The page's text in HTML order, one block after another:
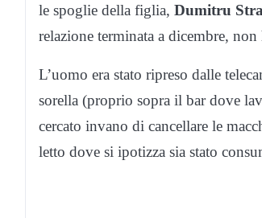
le spoglie della figlia, Dumitru
relazione terminata a dicembre,
L’uomo era stato ripreso dalle
sorella (proprio sopra il bar dove
cercato invano di cancellare le
letto dove si ipotizza sia stato